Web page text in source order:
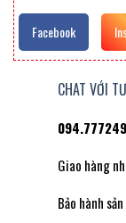
Facebook
CHAT VỚI
Giao hàng
Bảo hành